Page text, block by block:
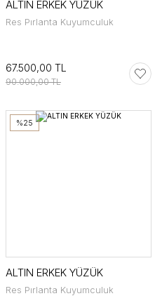
ALTIN ERKEK YÜZÜK
Res Pırlanta Kuyumculuk
67.500,00 TL
90.000,00 TL
%25
ALTIN ERKEK YÜZÜK
Res Pırlanta Kuyumculuk